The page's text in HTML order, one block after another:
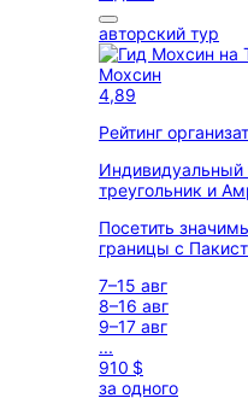
авторский тур
Мохсин
4,89
Рейтинг
Индивидуальный
треугольник и
Посетить
границы с
7–15 авг
8–16 авг
9–17 авг
...
910 $
за одного